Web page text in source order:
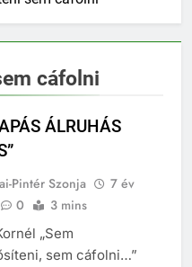
cáfolni
ÁLRUHÁS
Pintér Szonja
7 év
0 3 mins
„Sem
sem cáfolni…”